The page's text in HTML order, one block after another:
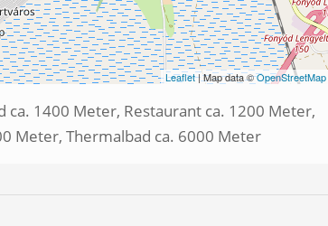
Leaflet| Map data ©OpenStreetMap
ca. 1400 Meter, Restaurant ca. 1200 Meter,
Meter, Thermalbad ca. 6000 Meter